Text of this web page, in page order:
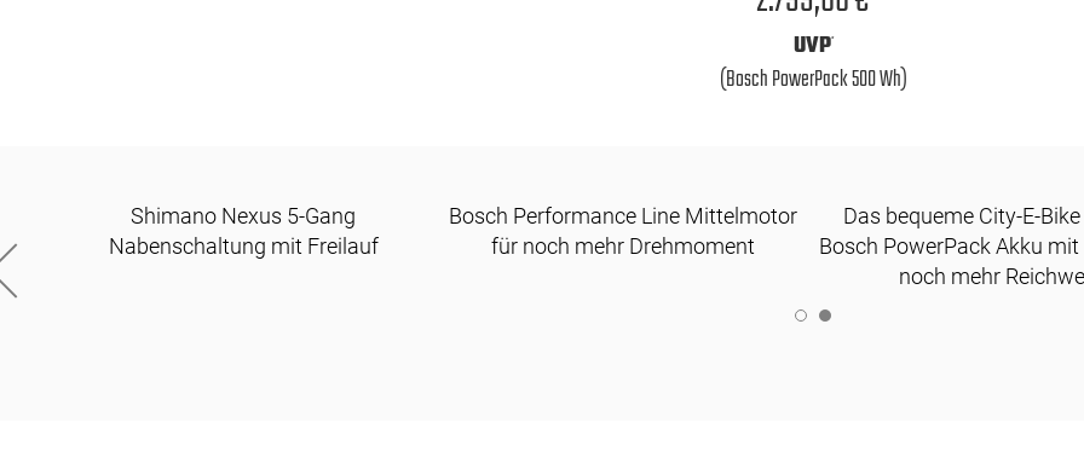
UVP*
(Bosch PowerPack 500 Wh)
Shimano Nexus 5-Gang
Nabenschaltung mit Freilauf
Bosch Performance Line Mittelmotor
für noch mehr Drehmoment
Das bequeme City-E-
Bosch PowerPack Akku
noch mehr